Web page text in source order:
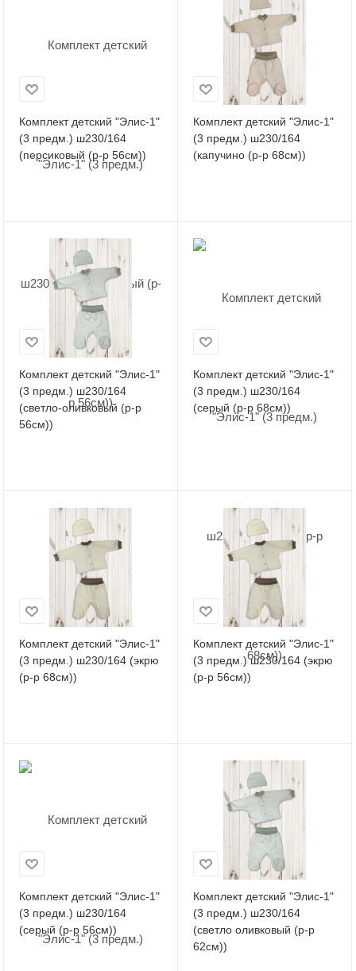
Комплект детский "Элис-1"
(3 предм.) ш230/164
(персиковый (р-р 56см))
Комплект детский "Элис-1"
(3 предм.) ш230/164
(капучино (р-р 68см))
Комплект детский "Элис-1"
(3 предм.) ш230/164
(светло-оливковый (р-р
56см))
Комплект детский "Элис-1"
(3 предм.) ш230/164
(серый (р-р 68см))
Комплект детский "Элис-1"
(3 предм.) ш230/164 (экрю
(р-р 68см))
Комплект детский "Элис-1"
(3 предм.) ш230/164 (экрю
(р-р 56см))
Комплект детский "Элис-1"
(3 предм.) ш230/164
(серый (р-р 56см))
Комплект детский "Элис-1"
(3 предм.) ш230/164
(светло оливковый (р-р
62см))